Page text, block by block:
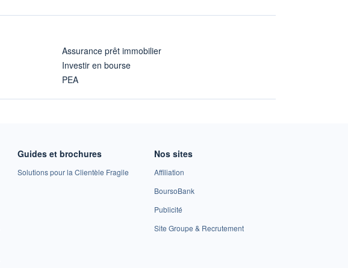
Assurance prêt immobilier
Investir en bourse
PEA
Guides et brochures
Solutions pour la Clientèle Fragile
Nos sites
Affiliation
BoursoBank
Publicité
Site Groupe & Recrutement